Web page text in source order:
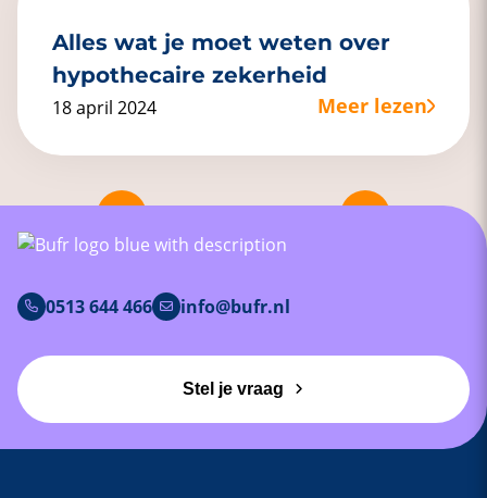
Alles wat je moet weten over
hypothecaire zekerheid
18 april 2024 Meer lezen
0513 644 466 info@bufr.nl
Stel je vraag